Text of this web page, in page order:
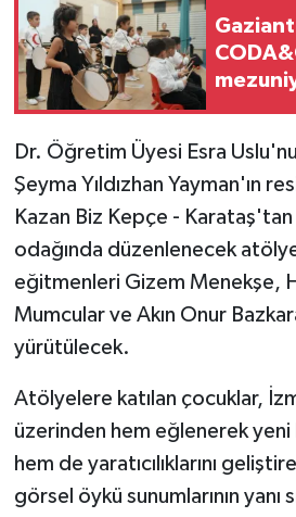
Dr. Öğretim Üyesi Esra
Şeyma Yıldızhan Yayman'ın
Kazan Biz Kepçe -
odağında düzenlenecek
eğitmenleri Gizem Menekşe,
Mumcular ve Akın Onur
yürütülecek.
Atölyelere katılan çocuklar,
üzerinden hem eğlenerek
hem de yaratıcılıklarını
görsel öykü sunumlarının yanı